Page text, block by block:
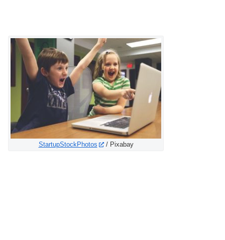
StartupStockPhotos / Pixabay